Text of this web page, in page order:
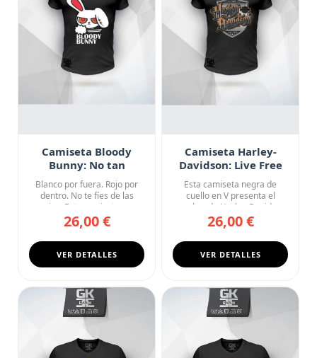
Camiseta Bloody
Bunny: No tan
Inocente
Blanco por fuera. Rojo por
dentro. No te fíes de las
orejas. Esta camiseta ne...
26,00 €
VER DETALLES
Camiseta Harley-
Davidson: Live Free
H-DMC
Esta camiseta negra de
cuello en V presenta el
nombre de Harley-Davidson
en u...
26,00 €
VER DETALLES